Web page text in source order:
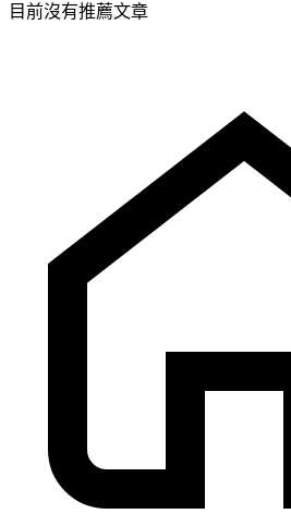
目前沒有推薦文章